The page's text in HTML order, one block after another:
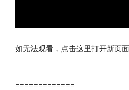
如无法观看，点击这里打开新页面
=============